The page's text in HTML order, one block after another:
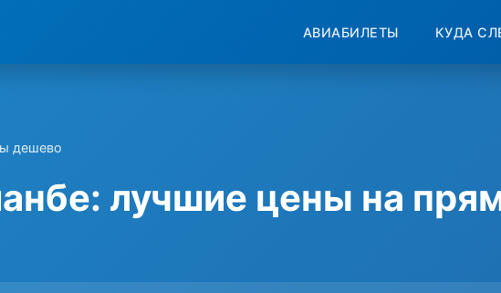
АВИАБИЛЕТЫ КУДА
дешево
лучшие цены на